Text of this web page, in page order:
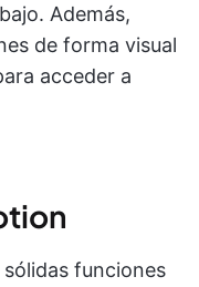
Además,
de forma visual
acceder a
funciones